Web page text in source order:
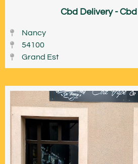
Cbd Delivery -
Nancy
54100
Grand Est